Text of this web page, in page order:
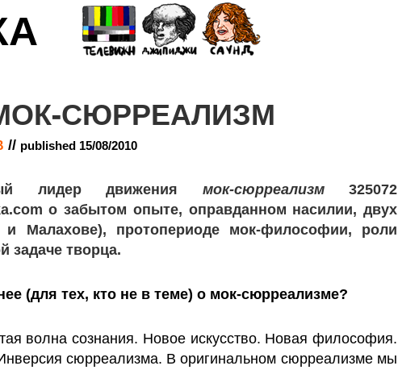
СЮРРЕАЛИЗМ
// published 15/08/2010
лидер движения мок-сюрреализм325072
о забытом опыте, оправданном насилии, двух
и Малахове), протопериоде мок-философии, роли
задаче творца.
(для тех, кто не в теме) о мок-сюрреализме?
волна сознания. Новое искусство. Новая философия.
сюрреализма. В оригинальном сюрреализме мы